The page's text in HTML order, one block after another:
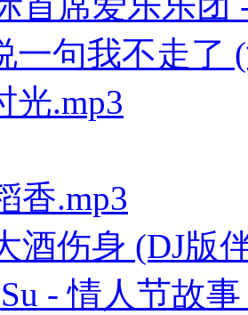
一句我不走了
光.mp3
香.mp3
酒伤身 (DJ版
- 情人节故